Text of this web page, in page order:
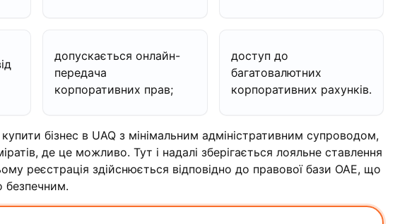
допускається онлайн-
передача
корпоративних прав;
доступ до
багатовалютних
корпоративних рахунків.
бізнес в UAQ з мінімальним адміністративним супроводом,
де це можливо. Тут і надалі зберігається лояльне ставлення
реєстрація здійснюється відповідно до правової бази ОАЕ, що
безпечним.